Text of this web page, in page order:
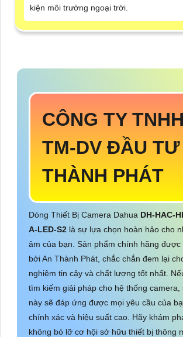
kiện môi trường ngoại trời.
CÔNG TY TNHH
TM-DV ĐẦU TƯ
THÀNH PHÁT
Dòng Thiết Bị Camera Dahua DH-HAC-
A-LED-S2 là sự lựa chọn hoàn hảo cho
âm của bạn. Sản phẩm chính hãng được
bởi An Thành Phát, chắc chắn đem lại
nghiệm tin cậy và chất lượng tốt nhất.
tìm kiếm giải pháp cho hệ thống camera,
này sẽ đáp ứng được mọi yêu cầu của
chính xác và hiệu suất cao. Hãy khám
không bỏ lỡ cơ hội sở hữu thiết bị thông